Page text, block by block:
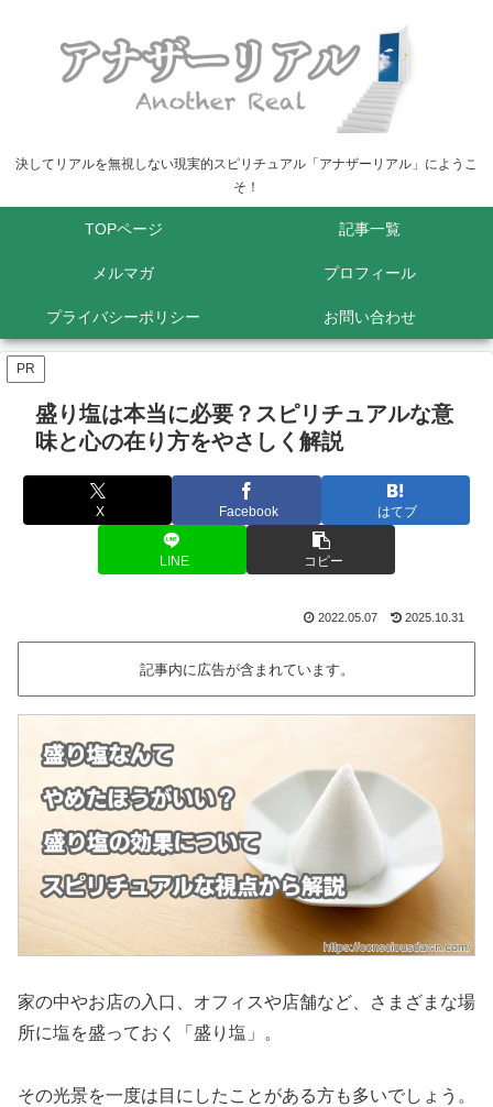
決してリアルを無視しない現実的スピリチュアル「アナザーリアル」にようこ
そ！
TOPページ 記事一覧
メルマガ プロフィール
プライバシーポリシー お問い合わせ
PR
盛り塩は本当に必要？スピリチュアルな意
味と心の在り方をやさしく解説
X Facebook はてブ
LINE コピー
2022.05.07 2025.10.31
記事内に広告が含まれています。
家の中やお店の入口、オフィスや店舗など、さまざまな場
所に塩を盛っておく「盛り塩」。
その光景を一度は目にしたことがある方も多いでしょう。